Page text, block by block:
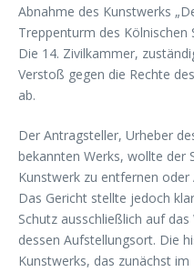
Abnahme des Kunstwerks
Treppenturm des Kölnischen
Die 14. Zivilkammer,
Verstoß gegen die Rechte
ab.
Der Antragsteller, Urheber
bekannten Werks, wollte der
Kunstwerk zu entfernen
Das Gericht stellte jedoch
Schutz ausschließlich auf
dessen Aufstellungsort. Die
Kunstwerks, das zunächst